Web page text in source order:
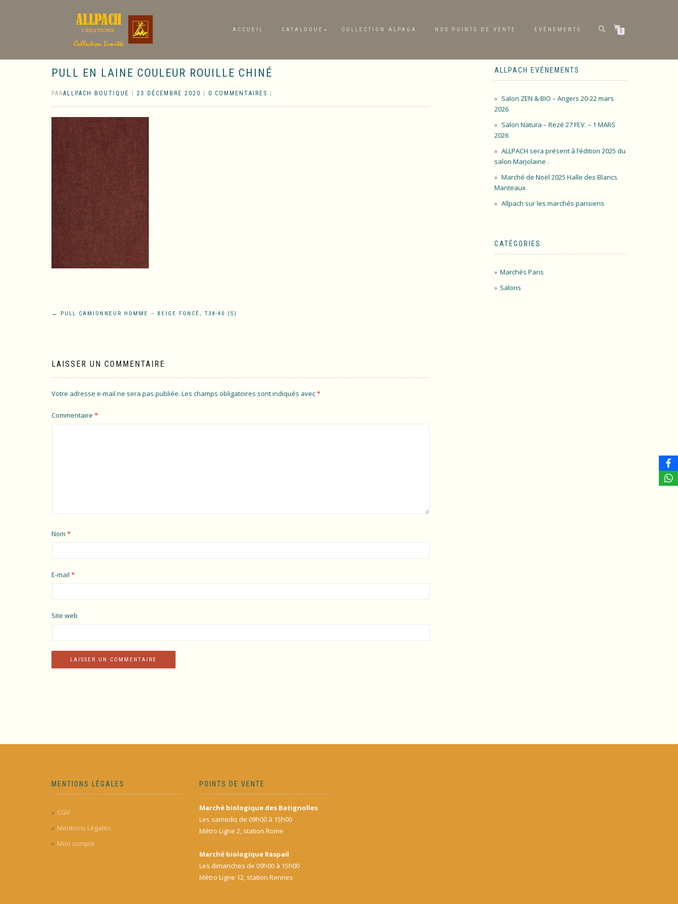
ACCUEIL CATALOGUE COLLECTION ALPAGA NOS POINTS DE VENTE EVÉNEMENTS 0
PULL EN LAINE COULEUR ROUILLE CHINÉ
PARALLPACH BOUTIQUE 23 DÉCEMBRE 2020 0 COMMENTAIRES
Navigation
l’article
← PULL CAMIONNEUR HOMME – BEIGE FONCÉ, T38-40 (S)
LAISSER UN COMMENTAIRE
Votre adresse e-mail ne sera pas publiée. Les champs obligatoires sont indiqués avec*
Commentaire *
Nom *
E-mail *
Site web
ALLPACH EVÉNEMENTS
Salon ZEN & BIO – Angers 20-22 mars
2026
Salon Natura – Rezé 27 FEV. – 1 MARS
2026
ALLPACH sera présent à l’édition 2025 du
salon Marjolaine .
Marché de Noël 2025 Halle des Blancs
Manteaux
Allpach sur les marchés parisiens
CATÉGORIES
Marchés Paris
Salons
MENTIONS LÉGALES
CGV
Mentions Légales
Mon compte
POINTS DE VENTE
Marché biologique des Batignolles
Les samedis de 09h00 à 15h00
Métro Ligne 2, station Rome
Marché biologique Raspail
Les dimanches de 09h00 à 15h00
Métro Ligne 12, station Rennes